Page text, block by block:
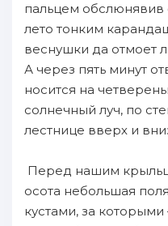
пальцем обслюнявив
лето тонким
веснушки да отмоет
А через пять минут
носится на
солнечный луч, по
лестнице вверх и
Перед нашим
осота небольшая
кустами, за